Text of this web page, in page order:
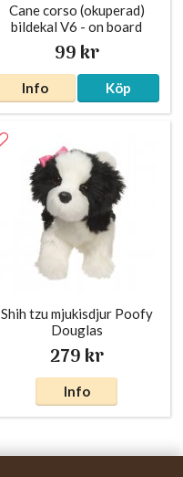
Cane corso (okuperad)
bildekal V6 - on board
99 kr
Info Köp
Shih tzu mjukisdjur Poofy
Douglas
279 kr
Info